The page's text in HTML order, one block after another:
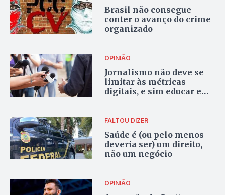
Brasil não consegue
conter o avanço do crime
organizado
OPINIÃO
Jornalismo não deve se
limitar às métricas
digitais, e sim educar em
FALTOU DIZER
Saúde é (ou pelo menos
deveria ser) um direito,
não um negócio
OPINIÃO